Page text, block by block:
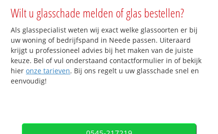
Wilt u glasschade melden of glas bestellen?
Als glasspecialist weten wij exact welke glassoorten er bij
uw woning of bedrijfspand in Neede passen. Uiteraard
krijgt u professioneel advies bij het maken van de juiste
keuze. Bel of vul onderstaand contactformulier in of bekijk
hieronze tarieven. Bij ons regelt u uw glasschade snel en
eenvoudig!